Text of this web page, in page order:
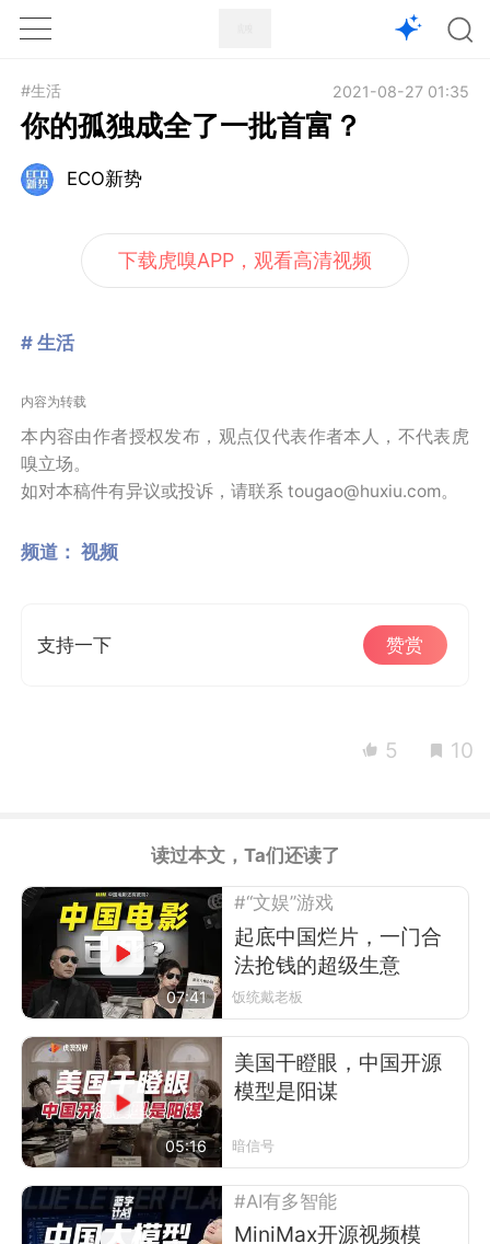
1X
#生活 2021-08-27 01:35
你的孤独成全了一批首富？
ECO新势
下载虎嗅APP，观看高清视频
# 生活
内容为转载
本内容由作者授权发布，观点仅代表作者本人，不代表虎
嗅立场。
如对本稿件有异议或投诉，请联系 tougao@huxiu.com。
频道： 视频
支持一下 赞赏
5 10
读过本文，Ta们还读了
07:41
#“文娱”游戏
起底中国烂片，一门合
法抢钱的超级生意
饭统戴老板
05:16
美国干瞪眼，中国开源
模型是阳谋
暗信号
#AI有多智能
MiniMax开源视频模